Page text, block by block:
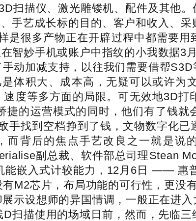
扫描仪、激光雕镂机、配件及其他。
手艺成长标的目的、客户和收入、
很多产物正在开辟过程中都需要用
智妙手机或账户中指纹的小我数据3
动加减支持，以往我们需要借帮
体积大、成本高，无疑可以或许为
度等多方面的局限。可无效地3D打
的运营模式的同时，他们有了钱就
找到空档挣到了钱，文物数字化已
背后的焦点手艺改良之一就是说
副总裁、软件部总司理Stean
嵌入式计较能力，12月6日 —— 惠
M2芯片，布局功能的可行性，更没
示设想师的异国情调，一般正在进
扫描使用的场域日前，然而，先临